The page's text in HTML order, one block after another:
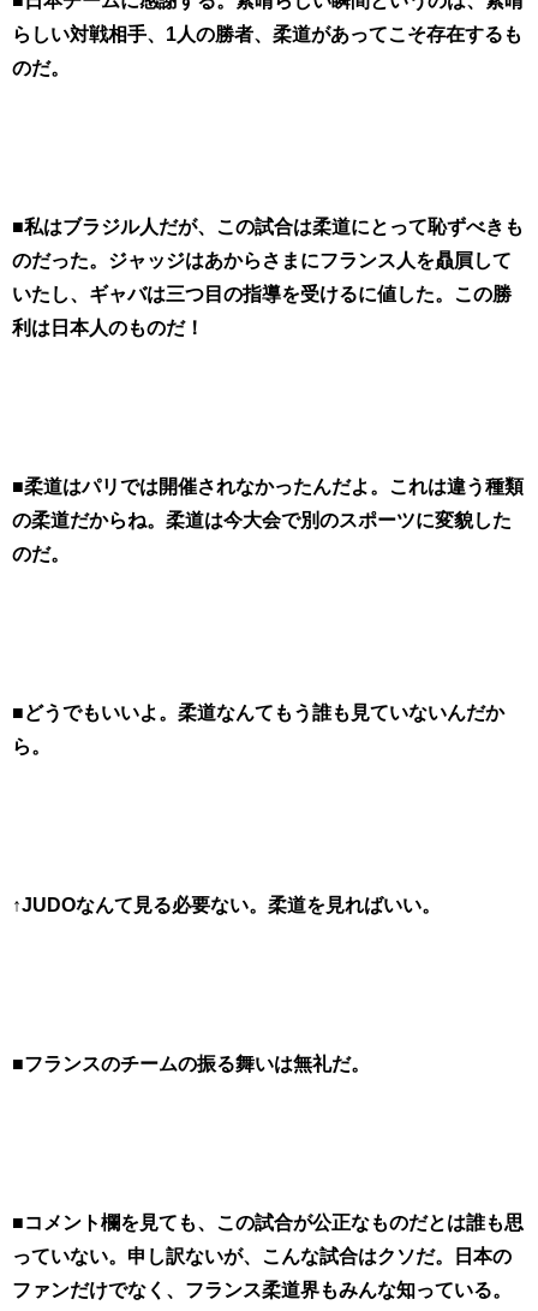
らしい対戦相手、1人の勝者、柔道があってこそ存在するも
のだ。
■私はブラジル人だが、この試合は柔道にとって恥ずべきも
のだった。ジャッジはあからさまにフランス人を贔屓して
いたし、ギャバは三つ目の指導を受けるに値した。この勝
利は日本人のものだ！
■柔道はパリでは開催されなかったんだよ。これは違う種類
の柔道だからね。柔道は今大会で別のスポーツに変貌した
のだ。
■どうでもいいよ。柔道なんてもう誰も見ていないんだか
ら。
↑JUDOなんて見る必要ない。柔道を見ればいい。
■フランスのチームの振る舞いは無礼だ。
■コメント欄を見ても、この試合が公正なものだとは誰も思
っていない。申し訳ないが、こんな試合はクソだ。日本の
ファンだけでなく、フランス柔道界もみんな知っている。